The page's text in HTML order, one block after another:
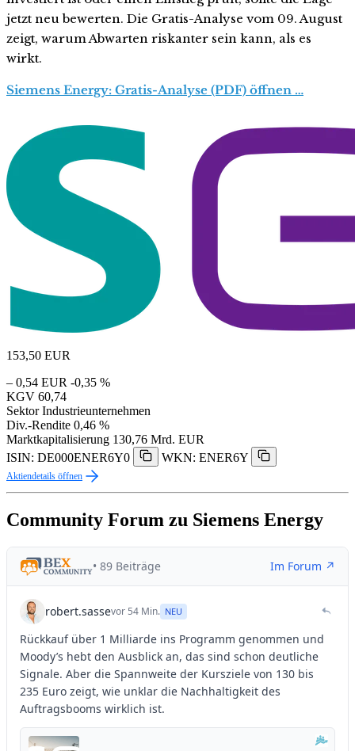
jetzt neu bewerten. Die Gratis-Analyse vom 09. August
zeigt, warum Abwarten riskanter sein kann, als es
wirkt.
Siemens Energy: Gratis-Analyse (PDF) öffnen …
153,50 EUR
– 0,54 EUR -0,35 %
KGV 60,74
Sektor Industrieunternehmen
Div.-Rendite 0,46 %
Marktkapitalisierung 130,76 Mrd. EUR
ISIN: DE000ENER6Y0
WKN: ENER6Y
Aktiendetails öffnen
Community Forum zu Siemens Energy